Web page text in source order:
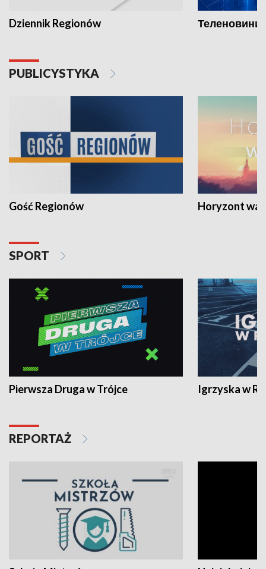
Dziennik Regionów Теленовини
PUBLICYSTYKA
Gość Regionów Horyzont
SPORT
Pierwsza Druga w Trójce Igrzyska w
REPORTAŻ